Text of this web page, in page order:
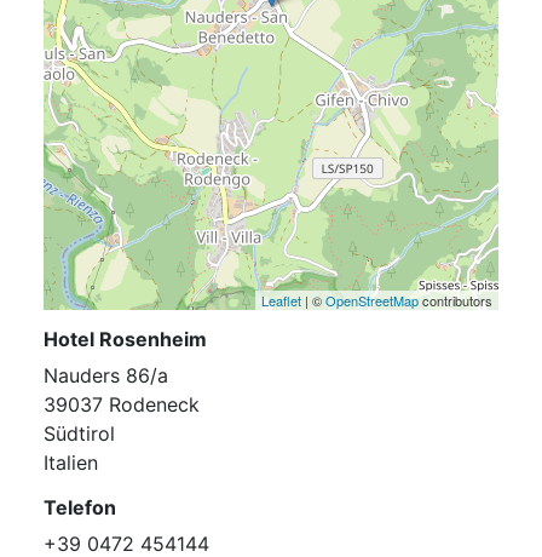
Leaflet | ©OpenStreetMapcontributors
Hotel Rosenheim
Nauders 86/a
39037 Rodeneck
Südtirol
Italien
Telefon
+39 0472 454144